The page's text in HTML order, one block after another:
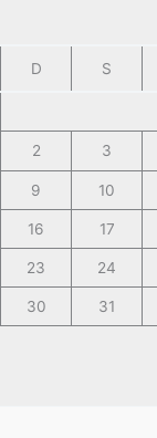
D S
2 3
9 10
16 17
23 24
30 31